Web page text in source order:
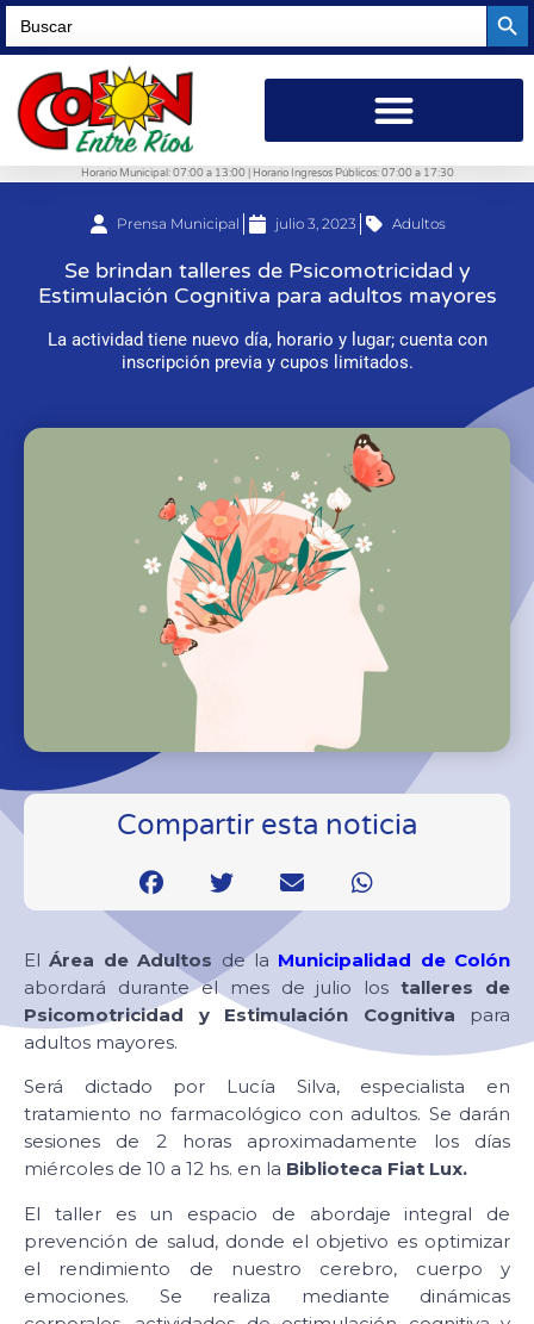
Search
for:
Horario Municipal: 07:00 a 13:00 | Horario Ingresos Públicos: 07:00 a 17:30
Prensa Municipal julio 3, 2023 Adultos
Se brindan talleres de Psicomotricidad y
Estimulación Cognitiva para adultos mayores
La actividad tiene nuevo día, horario y lugar; cuenta con
inscripción previa y cupos limitados.
Compartir esta noticia
ElÁrea de Adultos de la Municipalidad de Colón
abordará durante el mes de julio lostalleres de
Psicomotricidad y Estimulación Cognitiva para
adultos mayores.
Será dictado por Lucía Silva, especialista en
tratamiento no farmacológico con adultos. Se darán
sesiones de 2 horas aproximadamente los días
miércoles de 10 a 12 hs. en la Biblioteca Fiat Lux.
El taller es un espacio de abordaje integral de
prevención de salud, donde el objetivo es optimizar
el rendimiento de nuestro cerebro, cuerpo y
emociones. Se realiza mediante dinámicas